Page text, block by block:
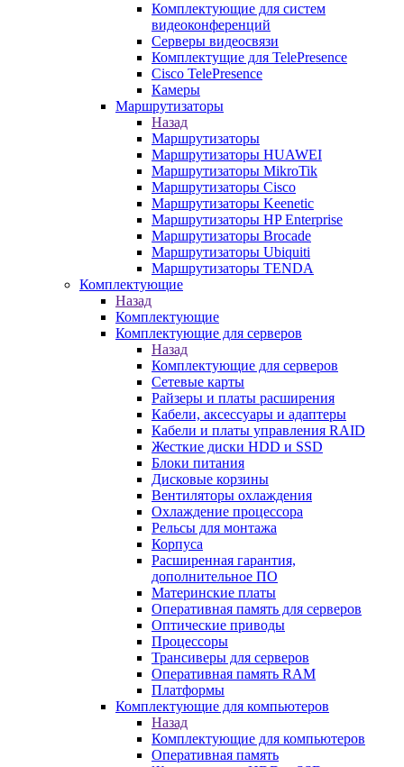
Комплектующие для систем
видеоконференций
Серверы видеосвязи
Комплектущие для TelePresence
Cisco TelePresence
Камеры
Маршрутизаторы
Назад
Маршрутизаторы
Маршрутизаторы HUAWEI
Маршрутизаторы MikroTik
Маршрутизаторы Cisco
Маршрутизаторы Keenetic
Маршрутизаторы HP Enterprise
Маршрутизаторы Brocade
Маршрутизаторы Ubiquiti
Маршрутизаторы TENDA
Комплектующие
Назад
Комплектующие
Комплектующие для серверов
Назад
Комплектующие для серверов
Сетевые карты
Райзеры и платы расширения
Кабели, аксессуары и адаптеры
Кабели и платы управления RAID
Жесткие диски HDD и SSD
Блоки питания
Дисковые корзины
Вентиляторы охлаждения
Охлаждение процессора
Рельсы для монтажа
Корпуса
Расширенная гарантия,
дополнительное ПО
Материнские платы
Оперативная память для серверов
Оптические приводы
Процессоры
Трансиверы для серверов
Оперативная память RAM
Платформы
Комплектующие для компьютеров
Назад
Комплектующие для компьютеров
Оперативная память